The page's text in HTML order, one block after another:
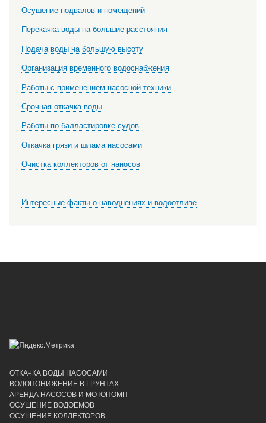
Осушение подвалов и помещений
Перекачка воды на большие расстояния
Подача воды на большую высоту
Организация временного водоснабжения
Работы с применением насосной техники
Срочная откачка воды
Работы по балластировке судов
Откачка грязи и шлама насосами
Очистка коллекторов от наносов
Интересные факты о наводнениях и водоотливе
ОТКАЧКА ВОДЫ НАСОСАМИ
ВОДОПОНИЖЕНИЕ В ГРУНТАХ
АРЕНДА НАСОСОВ И МОТОПОМП
ОСУШЕНИЕ ВОДОЕМОВ
ОСУШЕНИЕ КОЛЛЕКТОРОВ